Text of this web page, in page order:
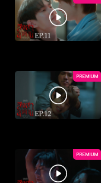
PREMIUM
PREMIUM